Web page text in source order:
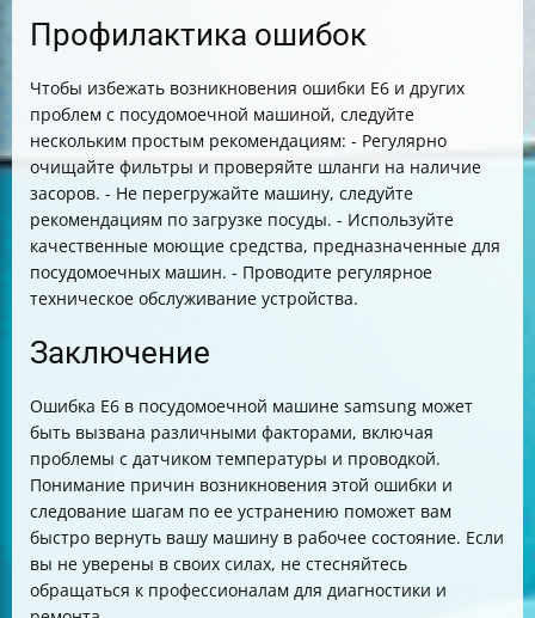
Профилактика ошибок
Чтобы избежать возникновения ошибки E6 и других
проблем с посудомоечной машиной, следуйте
нескольким простым рекомендациям: - Регулярно
очищайте фильтры и проверяйте шланги на наличие
засоров. - Не перегружайте машину, следуйте
рекомендациям по загрузке посуды. - Используйте
качественные моющие средства, предназначенные для
посудомоечных машин. - Проводите регулярное
техническое обслуживание устройства.
Заключение
Ошибка E6 в посудомоечной машине samsung может
быть вызвана различными факторами, включая
проблемы с датчиком температуры и проводкой.
Понимание причин возникновения этой ошибки и
следование шагам по ее устранению поможет вам
быстро вернуть вашу машину в рабочее состояние. Если
вы не уверены в своих силах, не стесняйтесь
обращаться к профессионалам для диагностики и